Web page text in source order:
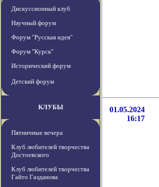
Дискуссионный клуб
Научный форум
Форум "Русская идея"
Форум "Курск"
Исторический форум
Детский форум
КЛУБЫ
Пятничные вечера
Клуб любителей творчества
Достоевского
Клуб любителей творчества
Гайто Газданова
01.05.2024
16:17